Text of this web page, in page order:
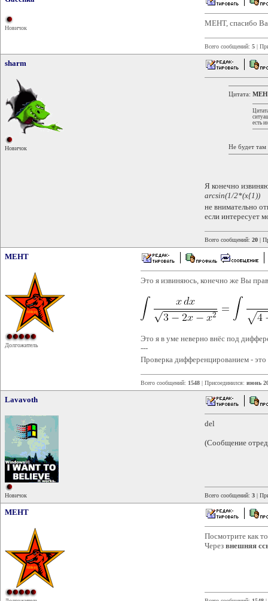
Новичок
МЕНТ, спасибо
Всего сообщений: 5 |
sharm
Новичок
Цитата:
есть
Не будет там
Я конечно
arcsin(1/2*(x{1))
не внимательно
если интересует
Всего сообщений: 20 |
MEHT
Долгожитель
Это я извиняюсь, конечно же Вы
Это я в уме неверно внёс под
---
Проверка дифференцированием - это
Всего сообщений: 1548 | Присоединился: июнь
Lavavoth
Новичок
del
(Сообщение
Всего сообщений: 3 |
MEHT
Посмотрите как
Через внешняя